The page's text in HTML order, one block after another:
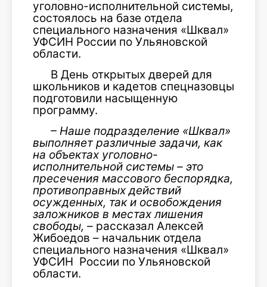
уголовно-исполнительной системы,
состоялось на базе отдела
специального назначения «Шквал»
УФСИН России по Ульяновской
области.
В День открытых дверей для
школьников и кадетов спецназовцы
подготовили насыщенную
программу.
– Наше подразделение «Шквал»
выполняет различные задачи, как
на объектах уголовно-
исполнительной системы – это
пресечения массового беспорядка,
противоправных действий
осужденных, так и освобождения
заложников в местах лишения
свободы, – рассказал Алексей
Жибоедов – начальник отдела
специального назначения «Шквал»
УФСИН России по Ульяновской
области.